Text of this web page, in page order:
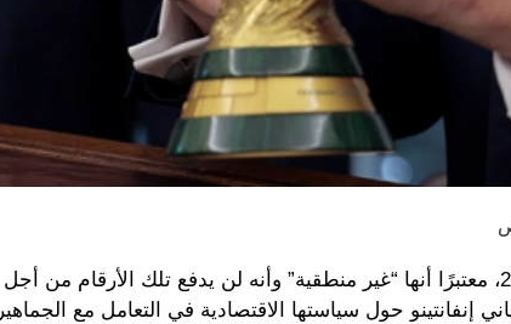
انتقد الرئيس الأمريكي دونالد ترامب، أسعار تذاكر مباريات كأس العالم 2026، معتبرًا أنها “غير منطقية” وأنه لن يدفع تلك الأرقام من أجل
حول سياستها الاقتصادية في التعامل مع الجماهير